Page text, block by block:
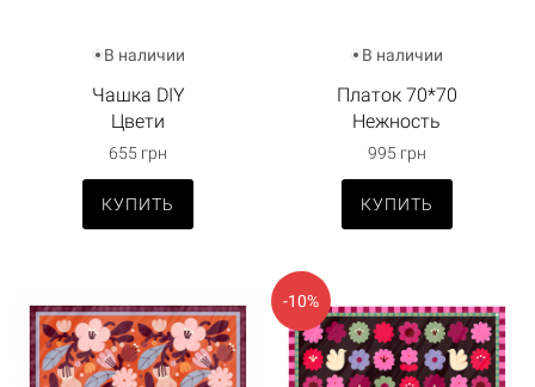
В наличии
Чашка DIY
Цвети
655 грн
КУПИТЬ
В наличии
Платок 70*70
Нежность
995 грн
КУПИТЬ
-10%